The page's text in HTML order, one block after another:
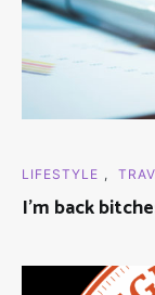
LIFESTYLE ,
I'm back